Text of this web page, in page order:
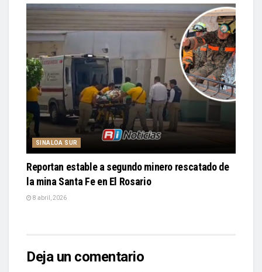
SINALOA SUR
Reportan estable a segundo minero rescatado de
la mina Santa Fe en El Rosario
8 abril, 2026
Deja un comentario